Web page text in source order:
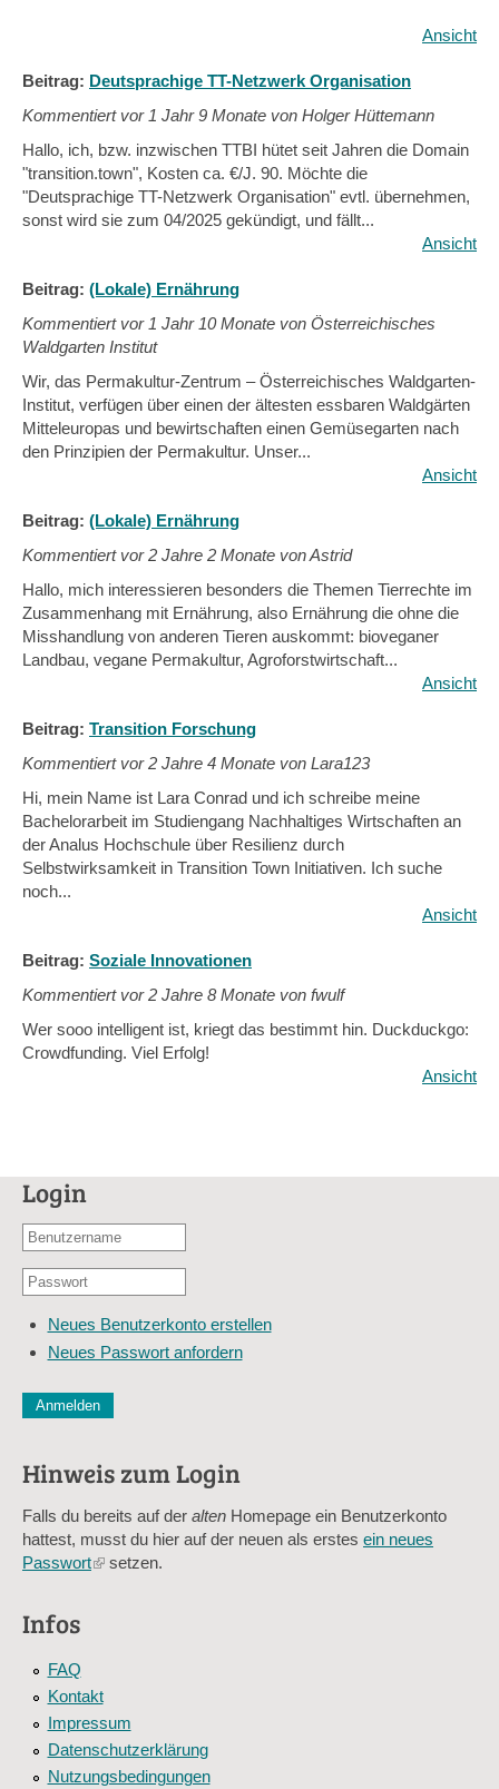
Ansicht
Beitrag: Deutsprachige TT-Netzwerk Organisation
Kommentiert vor 1 Jahr 9 Monate von Holger Hüttemann
Hallo, ich, bzw. inzwischen TTBI hütet seit Jahren die Domain
"transition.town", Kosten ca. €/J. 90. Möchte die
"Deutsprachige TT-Netzwerk Organisation" evtl. übernehmen,
sonst wird sie zum 04/2025 gekündigt, und fällt...
Ansicht
Beitrag: (Lokale) Ernährung
Kommentiert vor 1 Jahr 10 Monate von Österreichisches
Waldgarten Institut
Wir, das Permakultur-Zentrum – Österreichisches Waldgarten-
Institut, verfügen über einen der ältesten essbaren Waldgärten
Mitteleuropas und bewirtschaften einen Gemüsegarten nach
den Prinzipien der Permakultur. Unser...
Ansicht
Beitrag: (Lokale) Ernährung
Kommentiert vor2 Jahre 2 Monate von Astrid
Hallo, mich interessieren besonders die Themen Tierrechte im
Zusammenhang mit Ernährung, also Ernährung die ohne die
Misshandlung von anderen Tieren auskommt: bioveganer
Landbau, vegane Permakultur, Agroforstwirtschaft...
Ansicht
Beitrag: Transition Forschung
Kommentiert vor2 Jahre 4 Monate von Lara123
Hi, mein Name ist Lara Conrad und ich schreibe meine
Bachelorarbeit im Studiengang Nachhaltiges Wirtschaften an
der Analus Hochschule über Resilienz durch
Selbstwirksamkeit in Transition Town Initiativen. Ich suche
noch...
Ansicht
Beitrag: Soziale Innovationen
Kommentiert vor2 Jahre 8 Monate von fwulf
Wer sooo intelligent ist, kriegt das bestimmt hin. Duckduckgo:
Crowdfunding. Viel Erfolg!
Ansicht
Login
Benutzername
E-
Adresse
Passwort
Neues Benutzerkonto erstellen
Neues Passwort anfordern
Diese Sicherheitsfrage überprüft, ob Sie ein menschlicher
Sag mir nicht, wie viele Sternlein stehen
Hinweis zum Login
Falls du bereits auf der alten Homepage ein Benutzerkonto
hattest, musst du hier auf der neuen als erstes ein neues
Passwort(linksetzen.
Infos
FAQ
Kontakt
Impressum
Datenschutzerklärung
Nutzungsbedingungen